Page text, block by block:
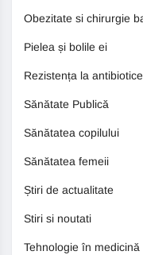
Obezitate si chirurgie
Pielea și bolile ei
Rezistența la antibiotice
Sănătate Publică
Sănătatea copilului
Sănătatea femeii
Știri de actualitate
Stiri si noutati
Tehnologie în medicină